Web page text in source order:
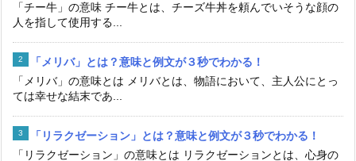
「チー牛」の意味 チー牛とは、チーズ牛丼を頼んでいそうな顔の
人を指して使用する...
「メリバ」とは？意味と例文が３秒でわかる！
「メリバ」の意味とは メリバとは、物語において、主人公にとっ
ては幸せな結末であ...
「リラクゼーション」とは？意味と例文が３秒でわかる！
「リラクゼーション」の意味とは リラクゼーションとは、心身の